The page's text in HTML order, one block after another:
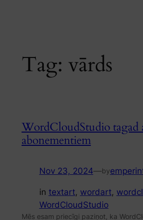
Tag: vārds
WordCloudStudio tagad
abonementiem
Nov 23, 2024—by
in textart, wordart,
WordCloudStudio
Mēs esam priecīgi paziņot, ka